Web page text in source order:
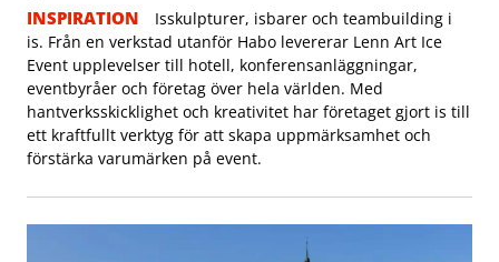
INSPIRATION
Isskulpturer, isbarer och teambuilding i
is. Från en verkstad utanför Habo levererar Lenn Art Ice
Event upplevelser till hotell, konferensanläggningar,
eventbyråer och företag över hela världen. Med
hantverksskicklighet och kreativitet har företaget gjort is till
ett kraftfullt verktyg för att skapa uppmärksamhet och
förstärka varumärken på event.